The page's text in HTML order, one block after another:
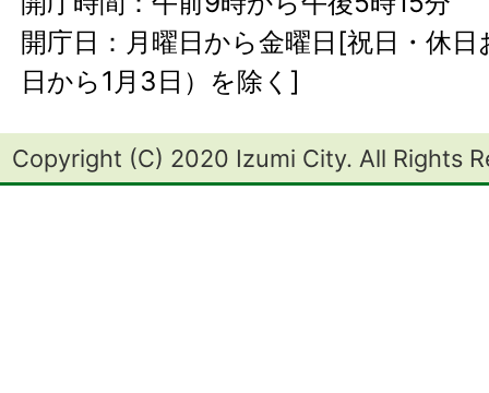
開庁日：月曜日から金曜日[祝日・休
日から1月3日）を除く]
Copyright (C) 2020 Izumi City. All Rights